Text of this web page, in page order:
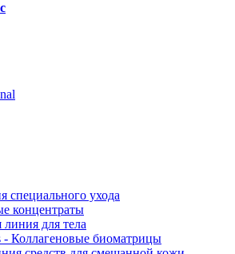
специального ухода
концентраты
для тела
- Коллагеновые биоматрицы